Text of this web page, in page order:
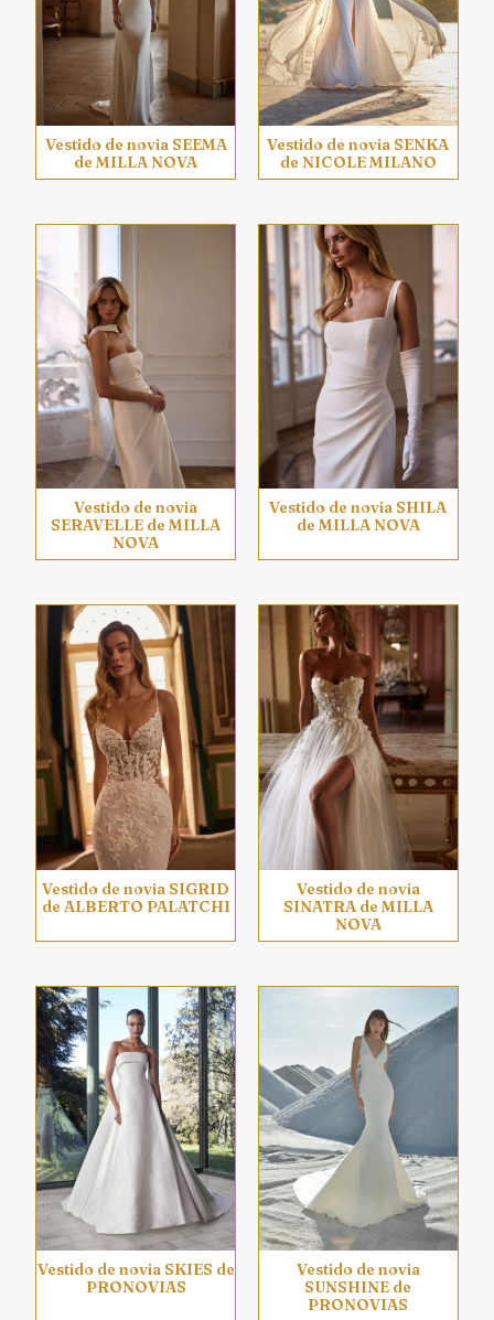
Vestido de novia SEEMA
de MILLA NOVA
Vestido de novia SENKA
de NICOLE MILANO
Vestido de novia
SERAVELLE de MILLA
NOVA
Vestido de novia SHILA
de MILLA NOVA
Vestido de novia SIGRID
de ALBERTO PALATCHI
Vestido de novia
SINATRA de MILLA
NOVA
Vestido de novia SKIES de
PRONOVIAS
Vestido de novia
SUNSHINE de
PRONOVIAS